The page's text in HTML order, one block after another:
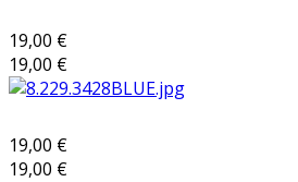
19,00 €
19,00 €
19,00 €
19,00 €